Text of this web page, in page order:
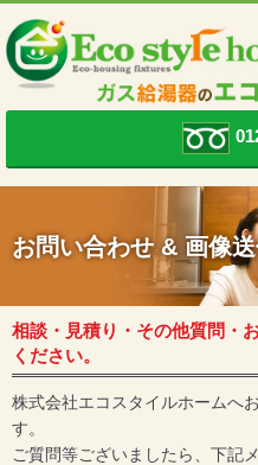
お問い合わせ & 画像
相談・見積り・その他質問・
ください。
株式会社エコスタイルホームへ
す。
ご質問等ございましたら、下記